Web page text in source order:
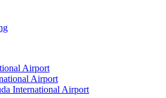
Airport
Airport
International Airport